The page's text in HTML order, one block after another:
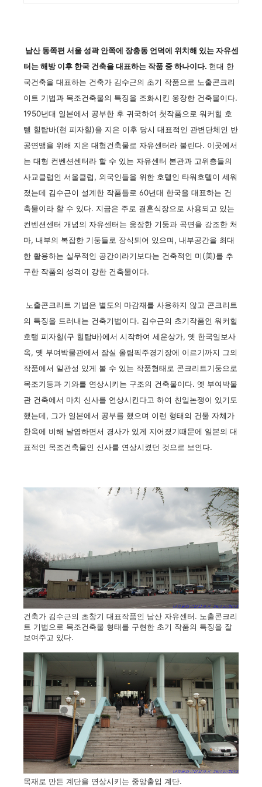
남산 동쪽편 서울 성곽 안쪽에 장충동 언덕에 위치해 있는 자유센
터는 해방 이후 한국 건축을 대표하는 작품 중 하나이다. 현대 한
국건축을 대표하는 건축가 김수근의 초기 작품으로 노출콘크리
이트 기법과 목조건축물의 특징을 조화시킨 웅장한 건축물이다.
1950년대 일본에서 공부한 후 귀국하여 첫작품으로 워커힐 호
텔 힐탑바(현 피자힐)을 지은 이후 당시 대표적인 관변단체인 반
공연맹을 위해 지은 대형건축물로 자유센터라 불린다. 이곳에서
는 대형 컨벤션센터라 할 수 있는 자유센터 본관과 고위층들의
사교클럽인 서울클럽, 외국인들을 위한 호텔인 타워호텔이 세워
졌는데 김수근이 설계한 작품들로 60년대 한국을 대표하는 건
축물이라 할 수 있다. 지금은 주로 결혼식장으로 사용되고 있는
컨벤션센터 개념의 자유센터는 웅장한 기둥과 곡면을 강조한 처
마, 내부의 복잡한 기둥들로 장식되어 있으며, 내부공간을 최대
한 활용하는 실무적인 공간이라기보다는 건축적인 미(美)를 추
구한 작품의 성격이 강한 건축물이다.
노출콘크리트 기법은 별도의 마감재를 사용하지 않고 콘크리트
의 특징을 드러내는 건축기법이다. 김수근의 초기작품인 워커힐
호탤 피자힐(구 힐탑바)에서 시작하여 세운상가, 옛 한국일보사
옥, 옛 부여박물관에서 잠실 올림픽주경기장에 이르기까지 그의
작품에서 일관성 있게 볼 수 있는 작품형태로 콘크리트기둥으로
목조기둥과 기와를 연상시키는 구조의 건축물이다. 옛 부여박물
관 건축에서 마치 신사를 연상시킨다고 하여 친일논쟁이 있기도
했는데, 그가 일본에서 공부를 했으며 이런 형태의 건물 자체가
한옥에 비해 날엽하면서 경사가 있게 지어졌기때문에 일본의 대
표적인 목조건축물인 신사를 연상시켰던 것으로 보인다.
건축가 김수근의 초창기 대표작품인 남산 자유센터. 노출콘크리
트 기법으로 목조건축물 형태를 구현한 초기 작품의 특징을 잘
보여주고 있다.
목재로 만든 계단을 연상시키는 중앙출입 계단.